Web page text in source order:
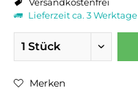
Lieferzeit ca. 3 Werktage
Merken